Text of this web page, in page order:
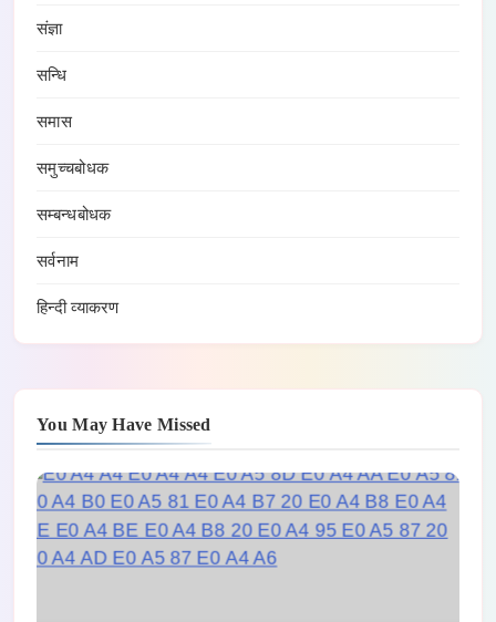
संज्ञा
सन्धि
समास
समुच्चबोधक
सम्बन्धबोधक
सर्वनाम
हिन्दी व्याकरण
You May Have Missed